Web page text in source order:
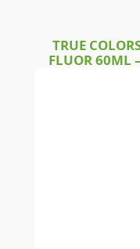
TRUE
FLUOR 60ML